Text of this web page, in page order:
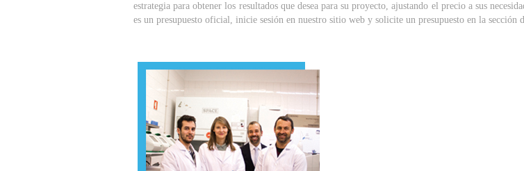
estrategia para obtener los resultados que desea para su proyecto, ajustando el precio a sus
es un presupuesto oficial, inicie sesión en nuestro sitio web y solicite un presupuesto en la sección